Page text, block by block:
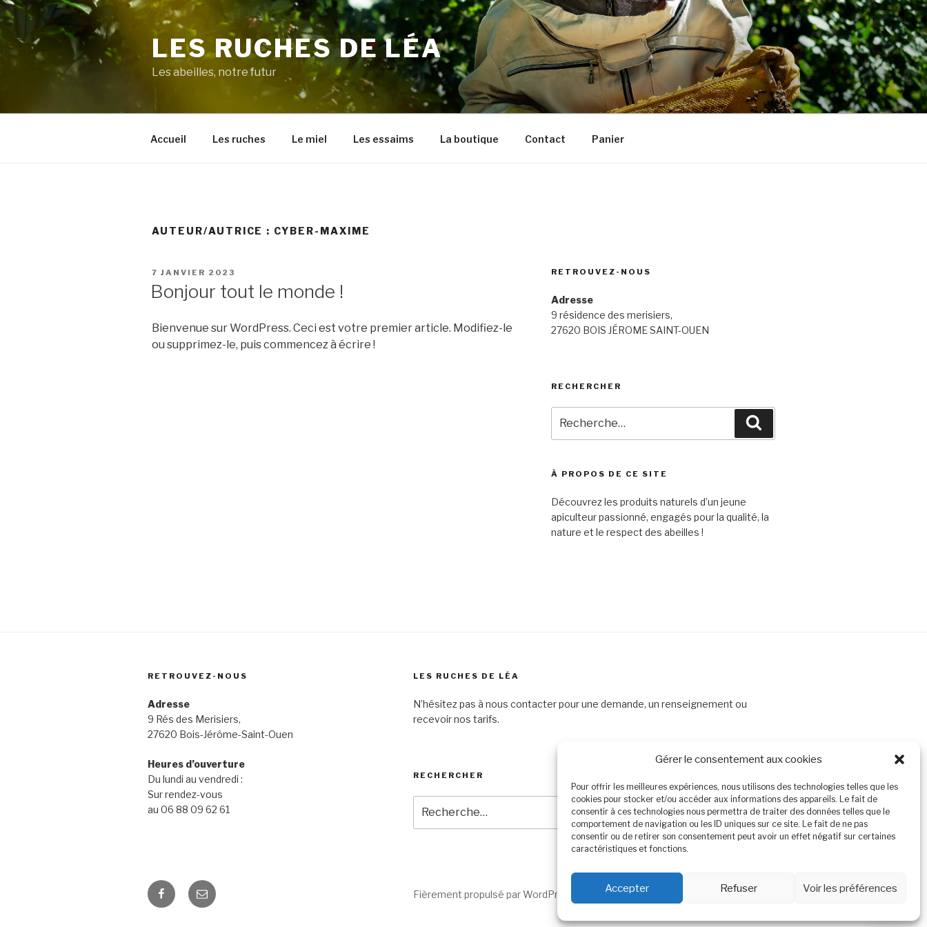
Gérer le consentement aux cookies
Pour offrir les meilleures expériences, nous utilisons des technologies telles que les
cookies pour stocker et/ou accéder aux informations des appareils. Le fait de
consentir à ces technologies nous permettra de traiter des données telles que le
comportement de navigation ou les ID uniques sur ce site. Le fait de ne pas
consentir ou de retirer son consentement peut avoir un effet négatif sur certaines
caractéristiques et fonctions.
Accepter Refuser Voir les préférences
Aller
au
contenu
principal
LES RUCHES DE LÉA
Les abeilles, notre futur
Accueil Les ruches Le miel Les essaims La boutique Contact Panier
AUTEUR/AUTRICE : CYBER-MAXIME
PUBLIÉ
7 JANVIER 2023
Bonjour tout le monde !
Bienvenue sur WordPress. Ceci est votre premier article. Modifiez-le
ou supprimez-le, puis commencez à écrire !
RETROUVEZ-NOUS
Adresse
9 résidence des merisiers,
27620 BOIS JÉROME SAINT-OUEN
RECHERCHER
pour
:
À PROPOS DE CE SITE
Découvrez les produits naturels d’un jeune
apiculteur passionné, engagés pour la qualité, la
nature et le respect des abeilles !
RETROUVEZ-NOUS
Adresse
9 Rés des Merisiers,
27620 Bois-Jérôme-Saint-Ouen
Heures d’ouverture
Du lundi au vendredi :
Sur rendez-vous
au 06 88 09 62 61
LES RUCHES DE LÉA
N’hésitez pas à nous contacter pour une demande, un renseignement ou
recevoir nos tarifs.
RECHERCHER
pour
:
Recherche
Facebook
E-
mail
Fièrement propulsé par WordPress Bonjour, je suis Maxime ! En quoi puis-je vous aider?